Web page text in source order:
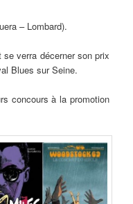
– Lombard).
verra décerner son prix
Blues sur Seine.
concours à la promotion